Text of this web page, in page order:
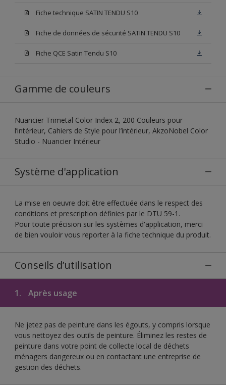
Fiche technique SATIN TENDU S10
Fiche de données de sécurité SATIN TENDU S10
Fiche QCE Satin Tendu S10
Gamme de couleurs
Nuancier Trimetal Color Index 2, 200 Couleurs pour
l’intérieur, Cahiers de Style pour l’intérieur, AkzoNobel Color
Studio - Nuancier Intérieur
Système d'application
La mise en oeuvre doit être effectuée dans le respect des
conditions et prescription définies par le DTU 59-1.
Pour toute précision sur les systèmes d'application, merci
de bien vouloir vous reporter à la fiche technique du produit.
Conseils d’utilisation
1. Après usage
Ne jetez pas de peinture dans les égouts, y compris lorsque
vous nettoyez des outils de peinture. Éliminez les restes de
peinture dans votre point de collecte local de déchets
ménagers dangereux ou en contactant une entreprise de
gestion des déchets.